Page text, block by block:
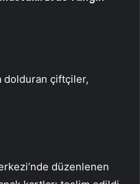
dolduran çiftçiler,
düzenlenen